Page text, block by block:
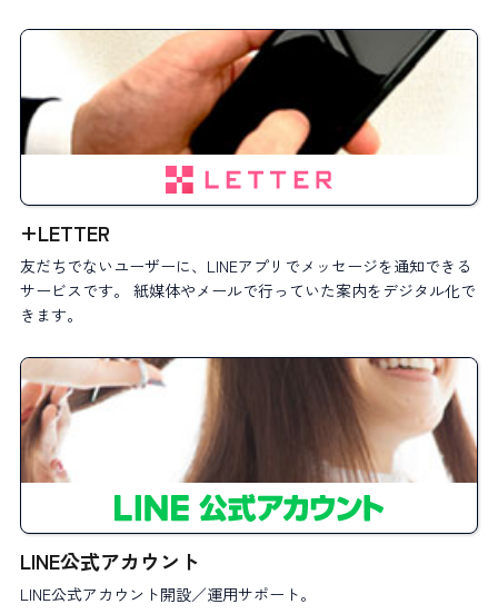
+LETTER
友だちでないユーザーに、LINEアプリでメッセージを通知できる
サービスです。 紙媒体やメールで行っていた案内をデジタル化で
きます。
LINE公式アカウント
LINE公式アカウント開設／運用サポート。